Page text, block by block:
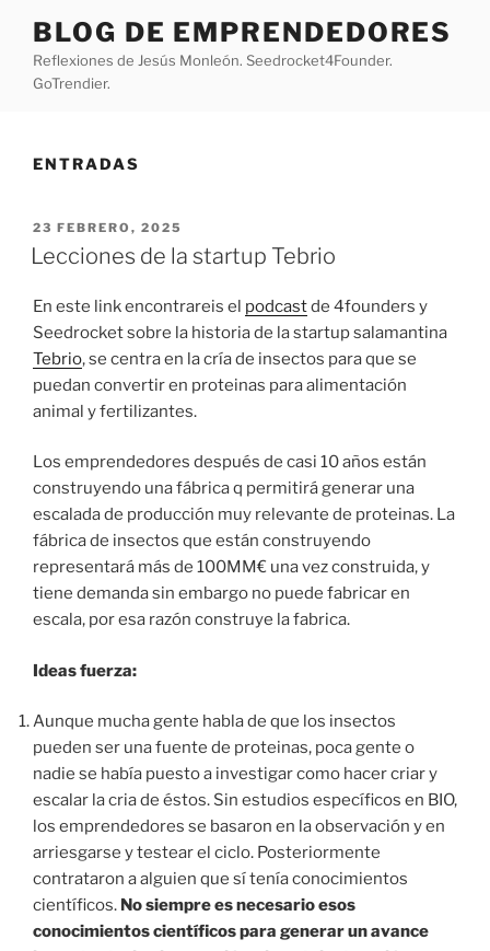
contenido
BLOG DE EMPRENDEDORES
Reflexiones de Jesús Monleón. Seedrocket4Founder.
GoTrendier.
ENTRADAS
PUBLICADO
EL
23 FEBRERO, 2025
Lecciones de la startup Tebrio
En este link encontrareis el podcastde 4founders y
Seedrocket sobre la historia de la startup salamantina
Tebrio, se centra en la cría de insectos para que se
puedan convertir en proteinas para alimentación
animal y fertilizantes.
Los emprendedores después de casi 10 años están
construyendo una fábrica q permitirá generar una
escalada de producción muy relevante de proteinas. La
fábrica de insectos que están construyendo
representará más de 100MM€ una vez construida, y
tiene demanda sin embargo no puede fabricar en
escala, por esa razón construye la fabrica.
Ideas fuerza:
Aunque mucha gente habla de que los insectos
pueden ser una fuente de proteinas, poca gente o
nadie se había puesto a investigar como hacer criar y
escalar la cria de éstos. Sin estudios específicos en BIO,
los emprendedores se basaron en la observación y en
arriesgarse y testear el ciclo. Posteriormente
contrataron a alguien que sí tenía conocimientos
científicos. No siempre es necesario esos
conocimientos científicos para generar un avance